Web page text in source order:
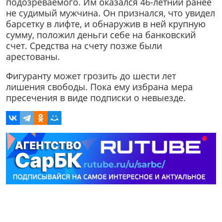
не судимый мужчина. Он признался, что увидел
барсетку в лифте, и обнаружив в ней крупную
сумму, положил деньги себе на банковский
счет. Средства на счету позже были
арестованы.
Фигуранту может грозить до шести лет
лишения свободы. Пока ему избрана мера
пресечения в виде подписки о невыезде.